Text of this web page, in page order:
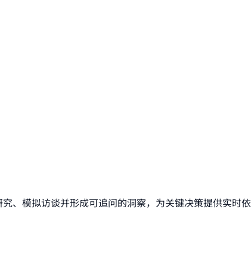
、模拟访谈并形成可追问的洞察，为关键决策提供实时